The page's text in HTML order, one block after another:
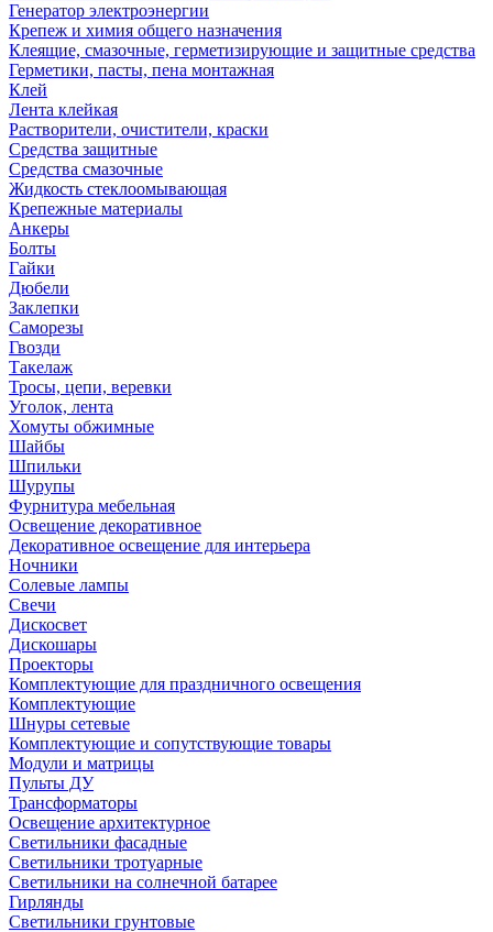
Генератор электроэнергии
Крепеж и химия общего назначения
Клеящие, смазочные, герметизирующие и защитные средства
Герметики, пасты, пена монтажная
Клей
Лента клейкая
Растворители, очистители, краски
Средства защитные
Средства смазочные
Жидкость стеклоомывающая
Крепежные материалы
Анкеры
Болты
Гайки
Дюбели
Заклепки
Саморезы
Гвозди
Такелаж
Тросы, цепи, веревки
Уголок, лента
Хомуты обжимные
Шайбы
Шпильки
Шурупы
Фурнитура мебельная
Освещение декоративное
Декоративное освещение для интерьера
Ночники
Солевые лампы
Свечи
Дискосвет
Дискошары
Проекторы
Комплектующие для праздничного освещения
Комплектующие
Шнуры сетевые
Комплектующие и сопутствующие товары
Модули и матрицы
Пульты ДУ
Трансформаторы
Освещение архитектурное
Светильники фасадные
Светильники тротуарные
Светильники на солнечной батарее
Гирлянды
Светильники грунтовые